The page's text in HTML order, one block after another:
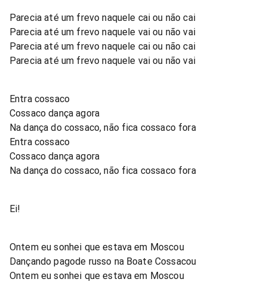
Parecia até um frevo naquele cai ou não cai
Parecia até um frevo naquele vai ou não vai
Parecia até um frevo naquele cai ou não cai
Parecia até um frevo naquele vai ou não vai
Entra cossaco
Cossaco dança agora
Na dança do cossaco, não fica cossaco fora
Entra cossaco
Cossaco dança agora
Na dança do cossaco, não fica cossaco fora
Ei!
Ontem eu sonhei que estava em Moscou
Dançando pagode russo na Boate Cossacou
Ontem eu sonhei que estava em Moscou